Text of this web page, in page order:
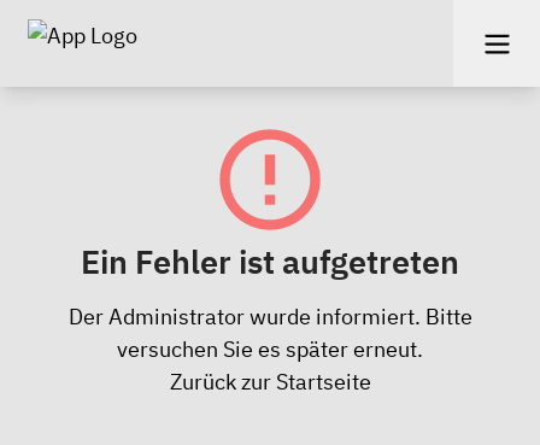
Ein Fehler ist aufgetreten
Der Administrator wurde informiert. Bitte
versuchen Sie es später erneut.
Zurück zur Startseite